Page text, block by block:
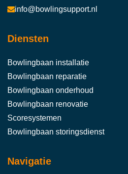
info@bowlingsupport.nl
Diensten
Bowlingbaan installatie
Bowlingbaan reparatie
Bowlingbaan onderhoud
Bowlingbaan renovatie
Scoresystemen
Bowlingbaan storingsdienst
Navigatie